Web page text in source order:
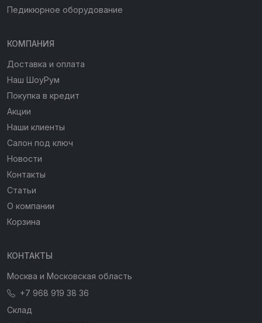
Педикюрное оборудование
КОМПАНИЯ
Доставка и оплата
Наш ШоуРум
Покупка в кредит
Акции
Наши клиенты
Салон под ключ
Новости
Контакты
Статьи
О компании
Корзина
КОНТАКТЫ
Москва и Московская область
+7 968 919 38 36
Склад